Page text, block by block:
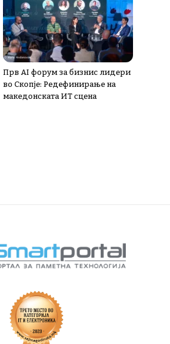
Прв AI форум за бизнис лидери
во Скопје: Редефинирање на
македонската ИТ сцена